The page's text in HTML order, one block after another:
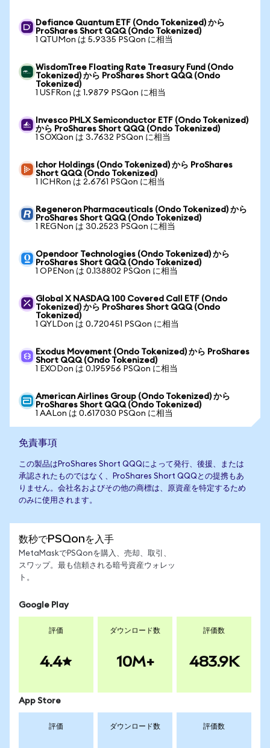
Defiance Quantum ETF (Ondo Tokenized) から
ProShares Short QQQ (Ondo Tokenized)
1 QTUMon は 5.9335 PSQon に相当
WisdomTree Floating Rate Treasury Fund (Ondo
Tokenized) から ProShares Short QQQ (Ondo
Tokenized)
1 USFRon は 1.9879 PSQon に相当
Invesco PHLX Semiconductor ETF (Ondo Tokenized)
から ProShares Short QQQ (Ondo Tokenized)
1 SOXQon は 3.7632 PSQon に相当
Ichor Holdings (Ondo Tokenized) から ProShares
Short QQQ (Ondo Tokenized)
1 ICHRon は 2.6761 PSQon に相当
Regeneron Pharmaceuticals (Ondo Tokenized) から
ProShares Short QQQ (Ondo Tokenized)
1 REGNon は 30.2523 PSQon に相当
Opendoor Technologies (Ondo Tokenized) から
ProShares Short QQQ (Ondo Tokenized)
1 OPENon は 0.138802 PSQon に相当
Global X NASDAQ 100 Covered Call ETF (Ondo
Tokenized) から ProShares Short QQQ (Ondo
Tokenized)
1 QYLDon は 0.720451 PSQon に相当
Exodus Movement (Ondo Tokenized) から ProShares
Short QQQ (Ondo Tokenized)
1 EXODon は 0.195956 PSQon に相当
American Airlines Group (Ondo Tokenized) から
ProShares Short QQQ (Ondo Tokenized)
1 AALon は 0.617030 PSQon に相当
免責事項
この製品はProShares Short QQQによって発行、後援、または
承認されたものではなく、ProShares Short QQQとの提携もあ
りません。会社名およびその他の商標は、原資産を特定するため
のみに使用されます。
数秒でPSQonを入手
MetaMaskでPSQonを購入、売却、取引、
スワップ。最も信頼される暗号資産ウォレッ
ト。
Google Play
評価
4.4
ダウンロード数
10M+
評価数
483.9K
App Store
評価 ダウンロード数 評価数